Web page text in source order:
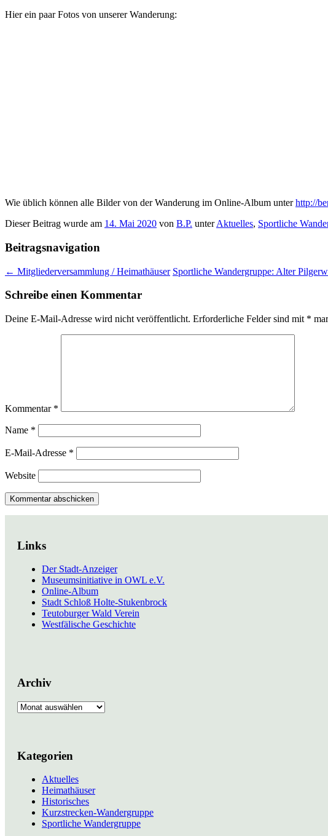
Hier ein paar Fotos von unserer Wanderung:
Wie üblich können alle Bilder von der Wanderung im Online-Album unterhttp://
Dieser Beitrag wurde am 14. Mai 2020 von B.P. unterAktuelles, Sportliche
Beitragsnavigation
← Mitgliederversammlung / Heimathäuser Sportliche Wandergruppe: Alter
Schreibe einen Kommentar
Deine E-Mail-Adresse wird nicht veröffentlicht. Erforderliche Felder sind mit *
Kommentar *
Name *
E-Mail-Adresse *
Website
Links
Der Stadt-Anzeiger
Museumsinitiative in OWL e.V.
Online-Album
Stadt Schloß Holte-Stukenbrock
Teutoburger Wald Verein
Westfälische Geschichte
Archiv
Archiv
Kategorien
Aktuelles
Heimathäuser
Historisches
Kurzstrecken-Wandergruppe
Sportliche Wandergruppe